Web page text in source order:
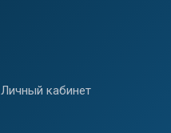
Личный кабинет